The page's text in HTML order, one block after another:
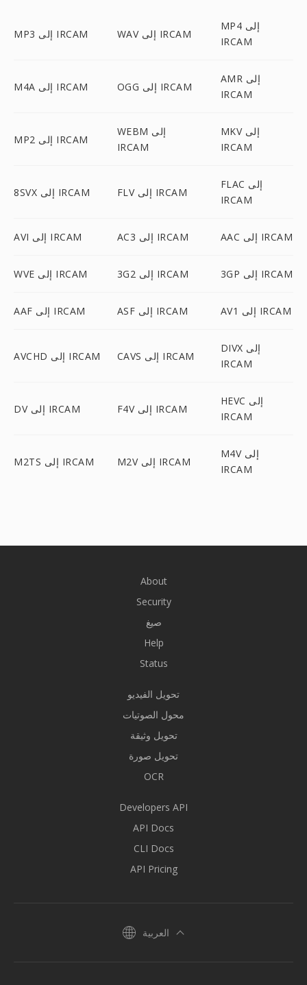
MP3 إلى IRCAM WAV إلى IRCAM
MP4 إلى
IRCAM
M4A إلى IRCAM OGG إلى IRCAM
AMR إلى
IRCAM
MP2 إلى IRCAM
WEBM إلى
IRCAM
MKV إلى
IRCAM
8SVX إلى IRCAM FLV إلى IRCAM
FLAC إلى
IRCAM
AVI إلى IRCAM AC3 إلى IRCAM AAC إلى IRCAM
WVE إلى IRCAM 3G2 إلى IRCAM 3GP إلى IRCAM
AAF إلى IRCAM ASF إلى IRCAM AV1 إلى IRCAM
AVCHD إلى IRCAM CAVS إلى IRCAM
DIVX إلى
IRCAM
DV إلى IRCAM F4V إلى IRCAM
HEVC إلى
IRCAM
M2TS إلى IRCAM M2V إلى IRCAM
M4V إلى
IRCAM
About
Security
صيغ
Help
Status
تحويل الفيديو
محول الصوتيات
تحويل وثيقة
تحويل صورة
OCR
Developers API
API Docs
CLI Docs
API Pricing
العربية